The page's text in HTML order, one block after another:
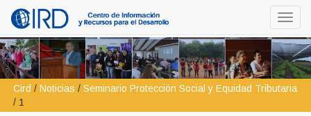
Cird / Noticias / Seminario Protección Social y Equidad Tributaria
/ 1